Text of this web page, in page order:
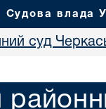
Судова влада
суд